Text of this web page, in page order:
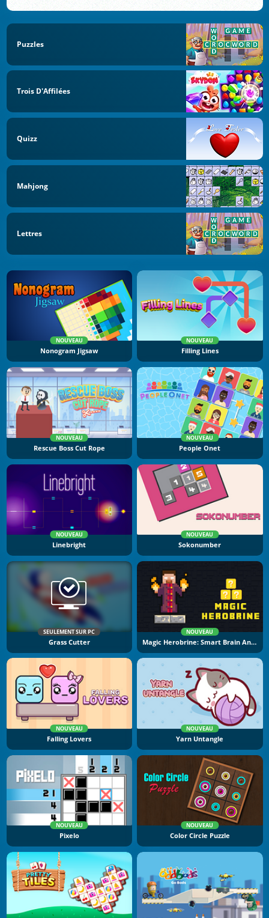
Puzzles
Trois D'Affilées
Quizz
Mahjong
Lettres
NOUVEAU
Nonogram Jigsaw
NOUVEAU
Filling Lines
NOUVEAU
Rescue Boss Cut Rope
NOUVEAU
People Onet
NOUVEAU
Linebright
NOUVEAU
Sokonumber
SEULEMENT SUR PC
Grass Cutter
NOUVEAU
Magic Herobrine: Smart Brain And Puzzle Quest
NOUVEAU
Falling Lovers
NOUVEAU
Yarn Untangle
NOUVEAU
Pixelo
NOUVEAU
Color Circle Puzzle